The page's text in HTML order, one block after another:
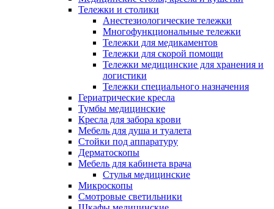
Тележки и столики
Анестезиологические тележки
Многофункциональные тележки
Тележки для медикаментов
Тележки для скорой помощи
Тележки медицинские для хранения и
логистики
Тележки специального назначения
Гериатрические кресла
Тумбы медицинские
Кресла для забора крови
Мебель для душа и туалета
Стойки под аппаратуру
Дерматоскопы
Мебель для кабинета врача
Стулья медицинские
Микроскопы
Смотровые светильники